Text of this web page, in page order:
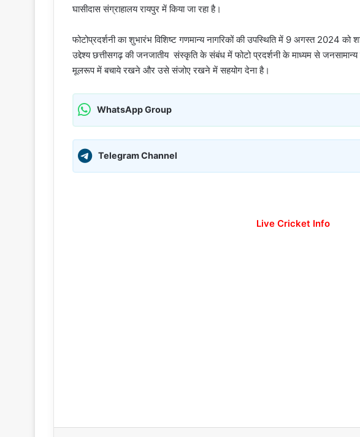
घासीदास संग्राहालय रायपुर में किया जा रहा है।
फोटोप्रदर्शनी का शुभारंभ विशिष्ट गणमान्य नागरिकों की उपस्थिति में 9 अगस्त 2024
उद्देश्य छत्तीसगढ़ की जनजातीय संस्कृति के संबंध में फोटो प्रदर्शनी के माध्यम से
मूलरूप में बचाये रखने और उसे संजोए रखने में सहयोग देना है।
WhatsApp Group
Telegram Channel
Live Cricket Info